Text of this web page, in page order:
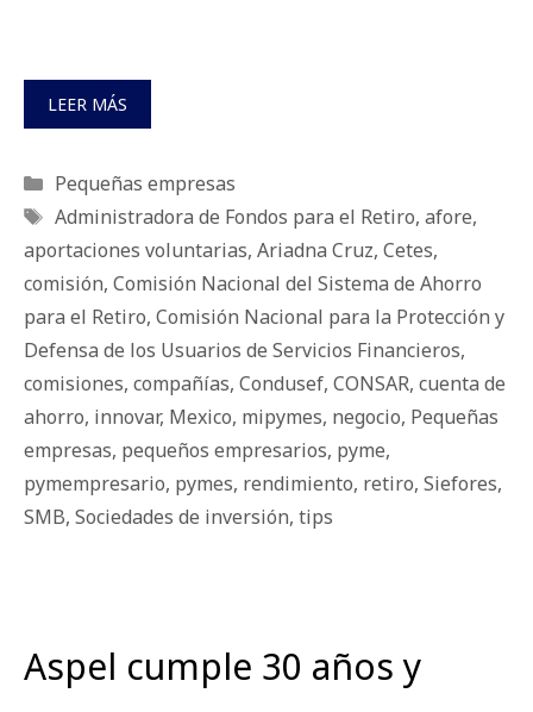
LEER MÁS
Categorías
Pequeñas empresas
Etiquetas
Administradora de Fondos para el Retiro, afore,
aportaciones voluntarias, Ariadna Cruz, Cetes,
comisión, Comisión Nacional del Sistema de Ahorro
para el Retiro, Comisión Nacional para la Protección y
Defensa de los Usuarios de Servicios Financieros,
comisiones, compañías, Condusef, CONSAR, cuenta de
ahorro, innovar, Mexico, mipymes, negocio, Pequeñas
empresas, pequeños empresarios, pyme,
pymempresario, pymes, rendimiento, retiro, Siefores,
SMB, Sociedades de inversión, tips
Aspel cumple 30 años y